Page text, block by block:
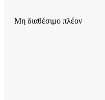
Μη διαθέσιμο πλέον